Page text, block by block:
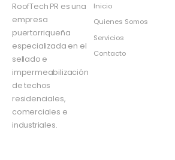
RoofTech PR es una
empresa
puertorriqueña
especializada en el
sellado e
impermeabilización
de techos
residenciales,
comerciales e
industriales.
Inicio
Quienes Somos
Servicios
Contacto